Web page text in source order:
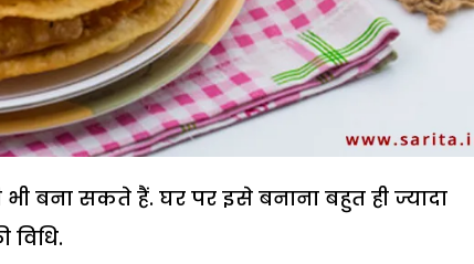
बना सकते हैं. घर पर इसे बनाना बहुत ही ज्यादा